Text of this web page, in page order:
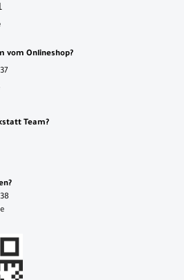
vom Onlineshop?
Team?